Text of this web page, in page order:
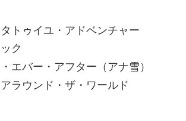
トゥイユ・アドベンチャー
ク
エバー・アフター（アナ雪）
ラウンド・ザ・ワールド